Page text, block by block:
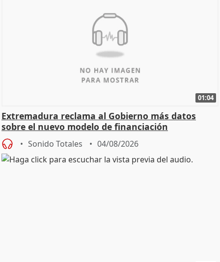
01:04
Extremadura reclama al Gobierno más datos
sobre el nuevo modelo de financiación
Sonido Totales 04/08/2026